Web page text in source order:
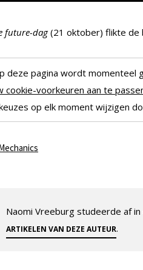
future-dag(21 oktober) flikte de
deze pagina wordt
cookie-voorkeuren aan te
op elk moment wijzigen
Naomi Vreeburg studeerde af
ARTIKELEN VAN DEZE AUTEUR.